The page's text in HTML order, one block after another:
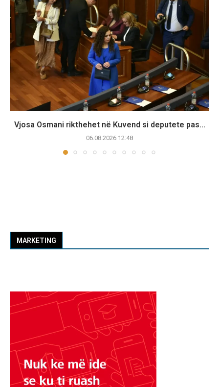
Vjosa Osmani rikthehet në Kuvend si deputete pas...
06.08.2026 12:48
MARKETING